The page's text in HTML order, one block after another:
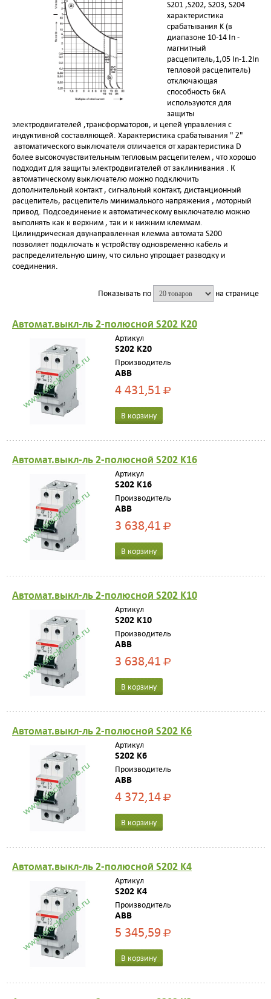
S201 ,S202, S203, S204
характеристика
срабатывания K (в
диапазоне 10-14 In -
магнитный
расцепитель,1,05 In-1.2In
тепловой расцепитель)
отключающая
способность 6кА
используются для
защиты
электродвигателей ,трансформаторов, и цепей управления с
индуктивной составляющей. Характеристика срабатывания " Z"
автоматического выключателя отличается от характеристика D
более высокочувствительным тепловым расцепителем , что хорошо
подходит для защиты электродвигателей от заклинивания . К
автоматическому выключателю можно подключить
дополнительный контакт , сигнальный контакт, дистанционный
расцепитель, расцепитель минимального напряжения , моторный
привод. Подсоединение к автоматическому выключателю можно
выполнять как к верхним , так и к нижним клеммам.
Цилиндрическая двунаправленная клемма автомата S200
позволяет подключать к устройству одновременно кабель и
распределительную шину, что сильно упрощает разводку и
соединения.
Показывать по на странице
Автомат.выкл-ль 2-полюсной S202 K20
Артикул
S202 K20
Производитель
ABB
4 431,51Р
В корзину
Автомат.выкл-ль 2-полюсной S202 K16
Артикул
S202 K16
Производитель
ABB
3 638,41Р
В корзину
Автомат.выкл-ль 2-полюсной S202 K10
Артикул
S202 K10
Производитель
ABB
3 638,41Р
В корзину
Автомат.выкл-ль 2-полюсной S202 K6
Артикул
S202 K6
Производитель
ABB
4 372,14Р
В корзину
Автомат.выкл-ль 2-полюсной S202 K4
Артикул
S202 K4
Производитель
ABB
5 345,59Р
В корзину